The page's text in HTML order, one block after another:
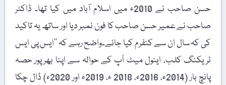
حسن صاحب نے 2010ء میں اسلام آباد میں کیا تھا۔ ڈاکٹر
صاحب نے عمیر حسن صاحب کا فون نمبر دیا اور ساتھ یہ تاکید
کی کہ سال ان سے کنفرم کیا جائے۔واضح رہے کہ ’’ایس پی ایس
ٹریکنگ کلب، اینول میٹ اَپ کے حوالہ سے اپنا بھرپور حصہ
پانچ بار (2014ء، 2016ء، 2018 ء، 2019ء اور 2020ء) ڈال چکا